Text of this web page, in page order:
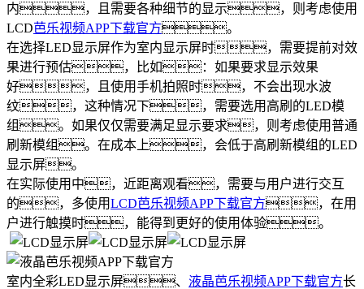
内，且需要各种细节的显示，则考虑使用
LCD芭乐视频APP下载官方。
在选择LED显示屏作为室内显示屏时，需要提前对效
果进行预估，比如：如果要求显示效果
好，且使用手机拍照时，不会出现水波
纹，这种情况下，需要选用高刷的LED模
组。如果仅仅需要满足显示要求，则考虑使用普通
刷新模组。在成本上，会低于高刷新模组的LED
显示屏。
在实际使用中，近距离观看，需要与用户进行交互
的，多使用LCD芭乐视频APP下载官方，在用
户进行触摸时，能得到更好的使用体验。
室内全彩LED显示屏、 液晶芭乐视频APP下载官方长